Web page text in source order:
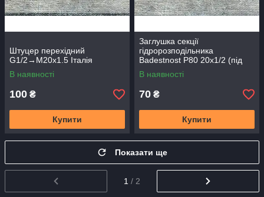
Штуцер перехідний
G1/2→М20х1.5 Італія
В наявності
100 ₴
Купити
Заглушка секції
гідророзподільника
Badestnost P80 20х1/2 (під
внутрішній шестигранник)
В наявності
70 ₴
Купити
Показати ще
1 / 2